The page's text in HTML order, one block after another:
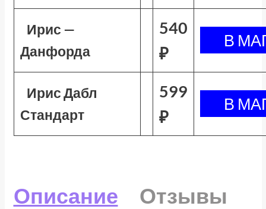
Ирис —
Данфорда
540
₽
Ирис Дабл
Стандарт
599
₽
Описание
Отзывы